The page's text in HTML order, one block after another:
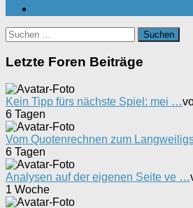
Suchen
nach:
Letzte Foren Beiträge
Kein Tipp fürs nächste Spiel: mei …
6 Tagen
Vom Quotenrechnen zum
6 Tagen
Analysen auf der eigenen Seite ve …
1 Woche